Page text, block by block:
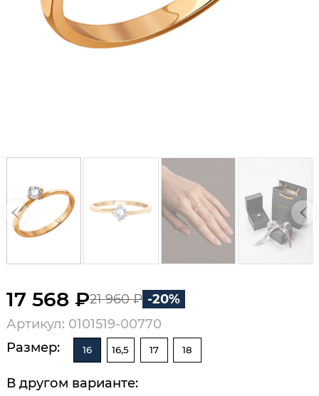
17 568 ₽21 960 ₽ -20%
Артикул: 0101519-00770
Размер:
16 16,5 17 18
В другом варианте: